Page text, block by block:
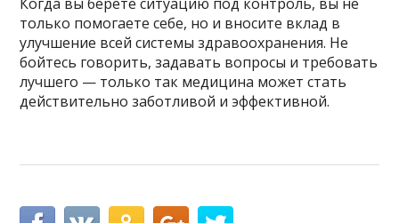
только помогаете себе, но и вносите вклад в
улучшение всей системы здравоохранения. Не
бойтесь говорить, задавать вопросы и требовать
лучшего — только так медицина может стать
действительно заботливой и эффективной.